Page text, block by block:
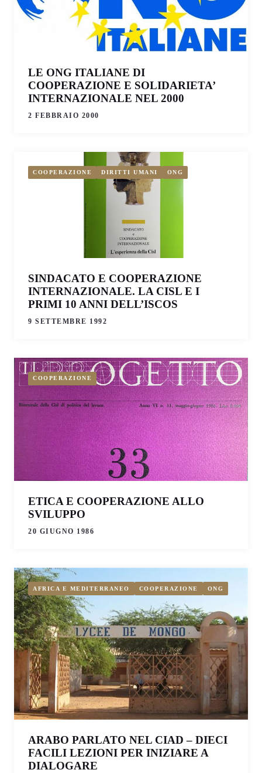
LE ONG ITALIANE DI
COOPERAZIONE E SOLIDARIETA’
INTERNAZIONALE NEL 2000
2 FEBBRAIO 2000
COOPERAZIONE DIRITTI UMANI ONG
SINDACATO E COOPERAZIONE
INTERNAZIONALE. LA CISL E I
PRIMI 10 ANNI DELL’ISCOS
9 SETTEMBRE 1992
COOPERAZIONE
ETICA E COOPERAZIONE ALLO
SVILUPPO
20 GIUGNO 1986
AFRICA E MEDITERRANEO COOPERAZIONE ONG
ARABO PARLATO NEL CIAD – DIECI
FACILI LEZIONI PER INIZIARE A
DIALOGARE